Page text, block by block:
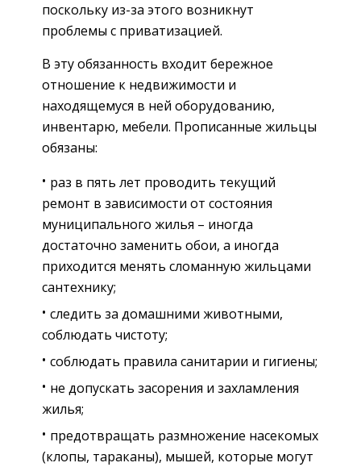
поскольку из-за этого возникнут
проблемы с приватизацией.
В эту обязанность входит бережное
отношение к недвижимости и
находящемуся в ней оборудованию,
инвентарю, мебели. Прописанные жильцы
обязаны:
раз в пять лет проводить текущий
ремонт в зависимости от состояния
муниципального жилья – иногда
достаточно заменить обои, а иногда
приходится менять сломанную жильцами
сантехнику;
следить за домашними животными,
соблюдать чистоту;
соблюдать правила санитарии и гигиены;
не допускать засорения и захламления
жилья;
предотвращать размножение насекомых
(клопы, тараканы), мышей, которые могут